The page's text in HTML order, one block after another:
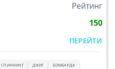
Рейтинг
150
ПЕРЕЙТИ
СПИННИНГ ДЖИГ БОМБАРДА